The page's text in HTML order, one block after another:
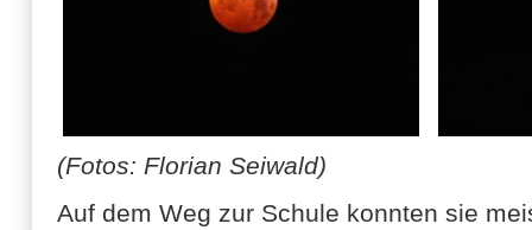
(Fotos: Florian Seiwald)
Auf dem Weg zur Schule konnten sie